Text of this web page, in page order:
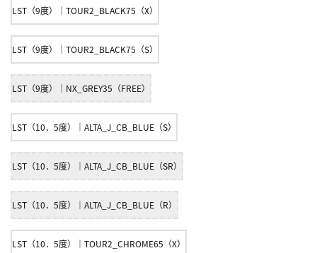
LST（9度）｜TOUR2_BLACK75（X）
LST（9度）｜TOUR2_BLACK75（S）
LST（9度）｜NX_GREY35（FREE）
LST（10．5度）｜ALTA_J_CB_BLUE（S）
LST（10．5度）｜ALTA_J_CB_BLUE（SR）
LST（10．5度）｜ALTA_J_CB_BLUE（R）
LST（10．5度）｜TOUR2_CHROME65（X）